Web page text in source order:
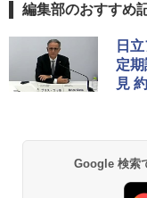
編集部のおすすめ
日
定
見
Google 検索